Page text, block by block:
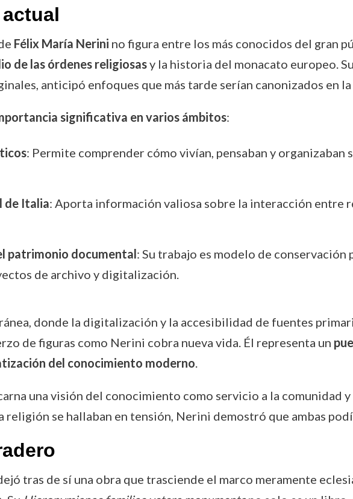
Félix María Nerini no figura entre los más conocidos del gran
de las órdenes religiosasy la historia del monacato europeo.
anticipó enfoques que más tarde serían canonizados en
significativa en varios ámbitos:
: Permite comprender cómo vivían, pensaban y organizaban
de Italia: Aporta información valiosa sobre la interacción entre
patrimonio documental: Su trabajo es modelo de
de archivo y digitalización.
donde la digitalización y la accesibilidad de fuentes
de figuras como Nerini cobra nueva vida. Él representa un
del conocimiento moderno.
una visión del conocimiento como servicio a la comunidad
religión se hallaban en tensión, Nerini demostró que ambas
tras de sí una obra que trasciende el marco meramente